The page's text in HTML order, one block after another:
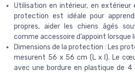
Utilisation en intérieur, en
protection est idéale pour
propres, aider les chiens âgés
comme accessoire d’appoint lorsque
Dimensions de la protection : Les
mesurent 56 x 56 cm (L x l). Le
avec une bordure en plastique de